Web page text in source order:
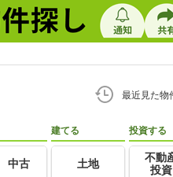
最近見た物
中古
建てる
土地
投資する
不動
投資